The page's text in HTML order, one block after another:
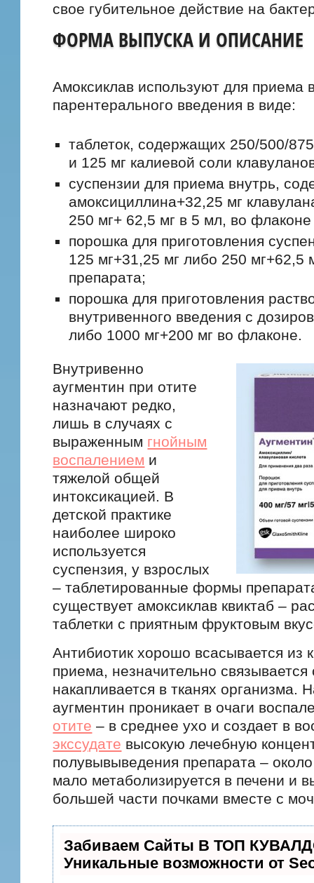
свое губительное действие на
ФОРМА ВЫПУСКА И ОПИСАНИЕ
Амоксиклав используют для приема
парентерального введения в виде:
таблеток, содержащих 250/500/
и 125 мг калиевой соли
суспензии для приема внутрь,
амоксициллина+32,25 мг
250 мг+ 62,5 мг в 5 мл, во
порошка для приготовления
125 мг+31,25 мг либо 250 мг+62,5
препарата;
порошка для приготовления
внутривенного введения с
либо 1000 мг+200 мг во флаконе.
Внутривенно
аугментин при отите
назначают редко,
лишь в случаях с
выраженным гнойным
воспалением и
тяжелой общей
интоксикацией. В
детской практике
наиболее широко
используется
суспензия, у взрослых
– таблетированные формы
существует амоксиклав квиктаб –
таблетки с приятным фруктовым
Антибиотик хорошо всасывается из
приема, незначительно связывается
накапливается в тканях организма.
аугментин проникает в очаги
отите – в среднее ухо и создает в
экссудате высокую лечебную
полувывыведения препарата –
мало метаболизируется в печени и
большей части почками вместе с
Забиваем Сайты В ТОП
Уникальные возможности от